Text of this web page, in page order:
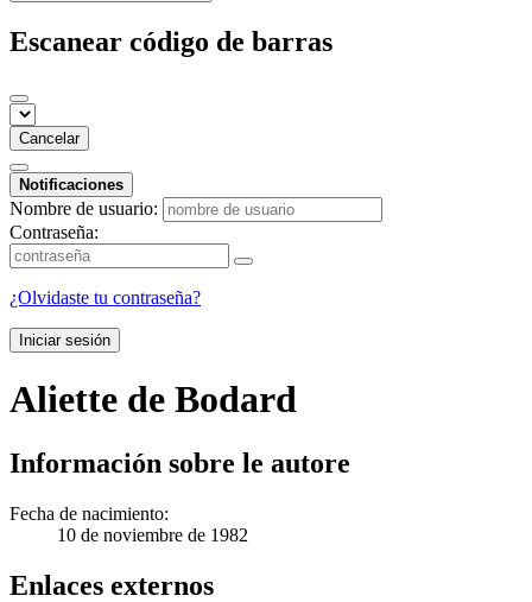
Escanear código de barras
Cancelar
Notificaciones
Nombre de usuario:
Contraseña:
¿Olvidaste tu contraseña?
Iniciar sesión
Aliette de Bodard
Información sobre le autore
Fecha de nacimiento:
10 de noviembre de 1982
Enlaces externos